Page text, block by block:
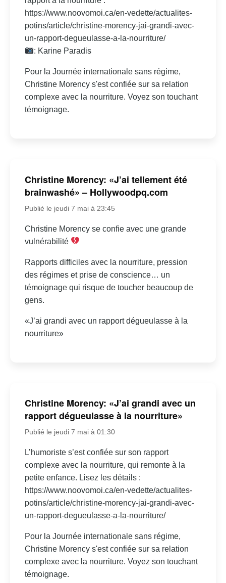
https://www.noovomoi.ca/en-vedette/actualites-
potins/article/christine-morency-jai-grandi-avec-
un-rapport-degueulasse-a-la-nourriture/
: Karine Paradis
Pour la Journée internationale sans régime,
Christine Morency s'est confiée sur sa relation
complexe avec la nourriture. Voyez son touchant
témoignage.
Christine Morency: «J’ai tellement été
brainwashé» – Hollywoodpq.com
Publié le jeudi 7 mai à 23:45
Christine Morency se confie avec une grande
vulnérabilité
Rapports difficiles avec la nourriture, pression
des régimes et prise de conscience… un
témoignage qui risque de toucher beaucoup de
gens.
«J’ai grandi avec un rapport dégueulasse à la
nourriture»
Christine Morency: «J’ai grandi avec un
rapport dégueulasse à la nourriture»
Publié le jeudi 7 mai à 01:30
L’humoriste s’est confiée sur son rapport
complexe avec la nourriture, qui remonte à la
petite enfance. Lisez les détails :
https://www.noovomoi.ca/en-vedette/actualites-
potins/article/christine-morency-jai-grandi-avec-
un-rapport-degueulasse-a-la-nourriture/
Pour la Journée internationale sans régime,
Christine Morency s'est confiée sur sa relation
complexe avec la nourriture. Voyez son touchant
témoignage.